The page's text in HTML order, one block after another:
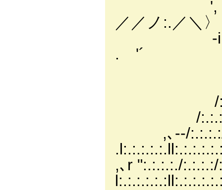
', ／
／／ノ:.／＼〉
‐i .(
.ゝ'´
/:.:.:.:.:l
/:.:.:.::.:.l
,､-‐/
,､r ":.:.:.:./